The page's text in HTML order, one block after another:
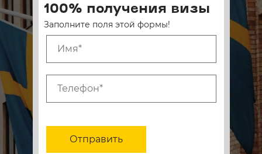
Отправить
Заполните поля этой формы!
100% получения визы